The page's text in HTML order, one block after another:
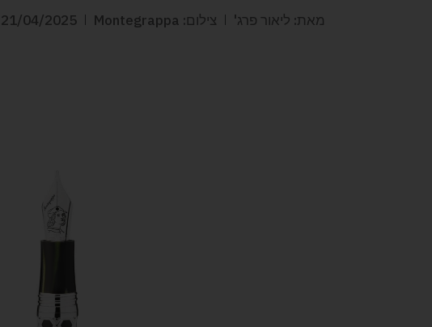
מאת: ליאור פרג' צילום: Montegrappa 21/04/2025